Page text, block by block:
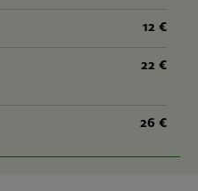
12 €
22 €
26 €